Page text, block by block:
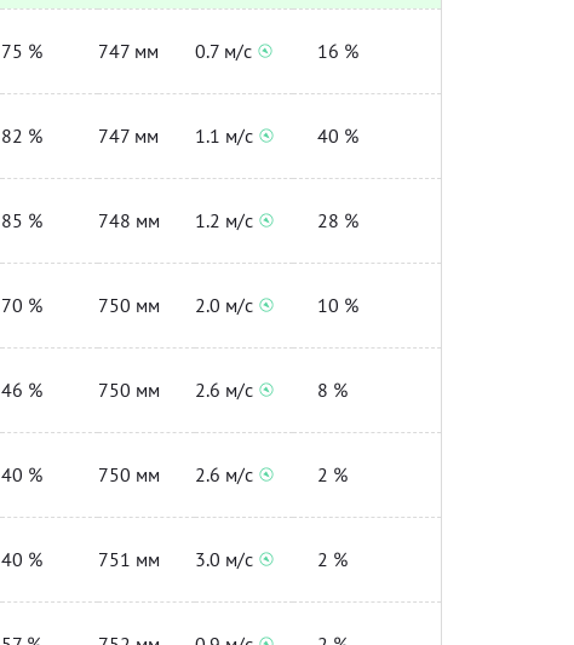
75 % 747 мм 0.7 м/с 16 %
82 % 747 мм 1.1 м/с 40 %
85 % 748 мм 1.2 м/с 28 %
70 % 750 мм 2.0 м/с 10 %
46 % 750 мм 2.6 м/с 8 %
40 % 750 мм 2.6 м/с 2 %
40 % 751 мм 3.0 м/с 2 %